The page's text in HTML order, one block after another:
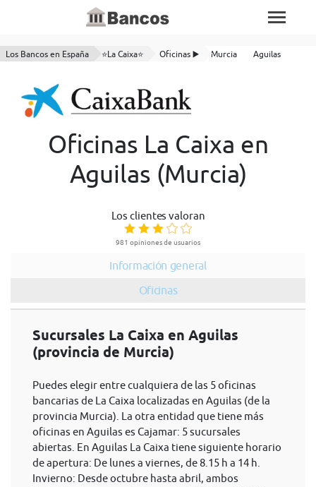
Los Bancos en España ⭐La Caixa⭐ Oficinas ▶️ Murcia Aguilas
Oficinas La Caixa en
Aguilas (Murcia)
Los clientes valoran
981 opiniones de usuarios
Información general
Oficinas
Sucursales La Caixa en Aguilas
(provincia de Murcia)
Puedes elegir entre cualquiera de las 5 oficinas
bancarias de La Caixa localizadas en Aguilas (de la
provincia Murcia). La otra entidad que tiene más
oficinas en Aguilas es Cajamar: 5 sucursales
abiertas. En Aguilas La Caixa tiene siguiente horario
de apertura: De lunes a viernes, de 8.15 h a 14 h.
Invierno: Desde octubre hasta abril, ambos